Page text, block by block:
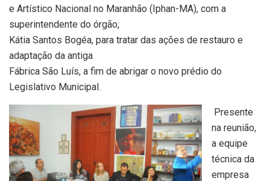
e Artístico Nacional no Maranhão (Iphan-MA), com a
superintendente do órgão,
Kátia Santos Bogéa, para tratar das ações de restauro e
adaptação da antiga
Fábrica São Luís, a fim de abrigar o novo prédio do
Legislativo Municipal.
Presente
na reunião,
a equipe
técnica da
empresa